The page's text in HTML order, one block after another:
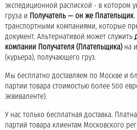
экспедиционной распиской - в котором
груза и Получатель — он же Плательщик.
транспортными компаниями, которые
документ. Альтернативой может служить
компании Получателя (Плательщика)на
(курьера), получающего груз.
Мы бесплатно доставляем по Москве и
партии товара стоимостью более 500
эквиваленте).
У нас только бесплатная доставка.
партий товара клиентам Московского